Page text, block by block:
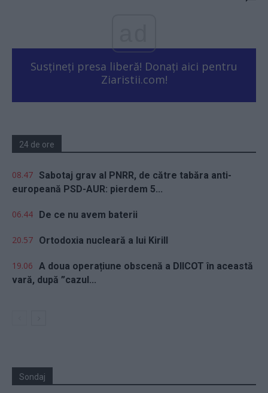
Susțineți presa liberă! Donați aici pentru
Ziaristii.com!
24 de ore
08.47 Sabotaj grav al PNRR, de către tabăra anti-
europeană PSD-AUR: pierdem 5...
06.44 De ce nu avem baterii
20.57 Ortodoxia nucleară a lui Kirill
19.06 A doua operațiune obscenă a DIICOT în această
vară, după ”cazul...
Sondaj